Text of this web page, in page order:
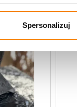
Spersonalizuj